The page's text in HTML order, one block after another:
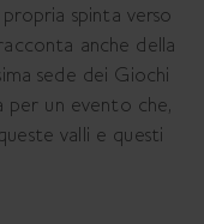
spinta verso
anche della
sede dei Giochi
per un evento che,
valli e questi